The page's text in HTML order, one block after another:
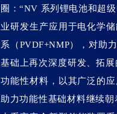
圈：“NV 系列锂电池和超
业研发生产应用于电化学
系（PVDF+NMP），对助
基础上再次深度研发、拓
功能性材料，以其广泛的
助力功能性基础材料继续